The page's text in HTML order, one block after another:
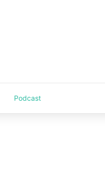
Podcast